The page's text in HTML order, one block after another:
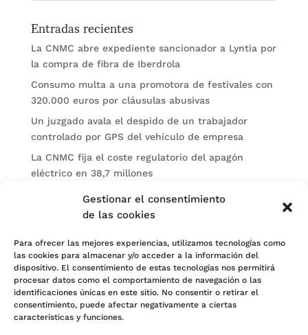
Gestionar el consentimiento
de las cookies
Para ofrecer las mejores experiencias, utilizamos tecnologías como
las cookies para almacenar y/o acceder a la información del
dispositivo. El consentimiento de estas tecnologías nos permitirá
procesar datos como el comportamiento de navegación o las
identificaciones únicas en este sitio. No consentir o retirar el
consentimiento, puede afectar negativamente a ciertas
características y funciones.
Entradas recientes
La CNMC abre expediente sancionador a Lyntia por
la compra de fibra de Iberdrola
Consumo multa a una promotora de festivales con
320.000 euros por cláusulas abusivas
Un juzgado avala el despido de un trabajador
controlado por GPS del vehículo de empresa
La CNMC fija el coste regulatorio del apagón
eléctrico en 38,7 millones
El BOE publica sanciones de la CNMV a Soltec y
Categorías
Actualidad
Noticias Jurídicas
Subastas